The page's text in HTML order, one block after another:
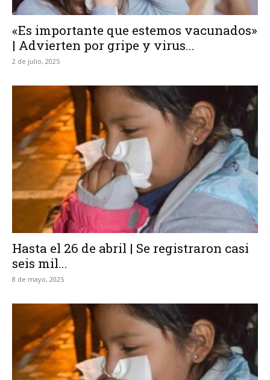
«Es importante que estemos vacunados»
| Advierten por gripe y virus...
2 de julio, 2025
Hasta el 26 de abril | Se registraron casi
seis mil...
8 de mayo, 2025